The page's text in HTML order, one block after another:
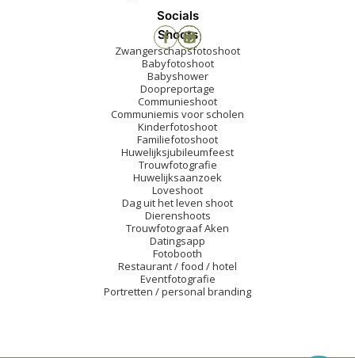
Socials
Shoots
Zwangerschapsfotoshoot
Babyfotoshoot
Babyshower
Doopreportage
Communieshoot
Communiemis voor scholen
Kinderfotoshoot
Familiefotoshoot
Huwelijksjubileumfeest
Trouwfotografie
Huwelijksaanzoek
Loveshoot
Dag uit het leven shoot
Dierenshoots
Trouwfotograaf Aken
Datingsapp
Fotobooth
Restaurant / food / hotel
Eventfotografie
Portretten / personal branding